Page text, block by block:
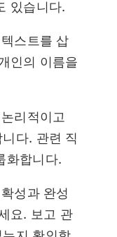
있습니다.
스트를 삽
인의 이름을
리적이고
다. 관련 직
화합니다.
성과 완성
요. 보고 관